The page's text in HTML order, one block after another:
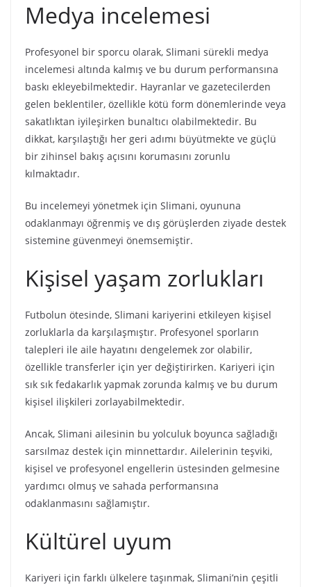
Medya incelemesi
Profesyonel bir sporcu olarak, Slimani sürekli medya
incelemesi altında kalmış ve bu durum performansına
baskı ekleyebilmektedir. Hayranlar ve gazetecilerden
gelen beklentiler, özellikle kötü form dönemlerinde veya
sakatlıktan iyileşirken bunaltıcı olabilmektedir. Bu
dikkat, karşılaştığı her geri adımı büyütmekte ve güçlü
bir zihinsel bakış açısını korumasını zorunlu
kılmaktadır.
Bu incelemeyi yönetmek için Slimani, oyununa
odaklanmayı öğrenmiş ve dış görüşlerden ziyade destek
sistemine güvenmeyi önemsemiştir.
Kişisel yaşam zorlukları
Futbolun ötesinde, Slimani kariyerini etkileyen kişisel
zorluklarla da karşılaşmıştır. Profesyonel sporların
talepleri ile aile hayatını dengelemek zor olabilir,
özellikle transferler için yer değiştirirken. Kariyeri için
sık sık fedakarlık yapmak zorunda kalmış ve bu durum
kişisel ilişkileri zorlayabilmektedir.
Ancak, Slimani ailesinin bu yolculuk boyunca sağladığı
sarsılmaz destek için minnettardır. Ailelerinin teşviki,
kişisel ve profesyonel engellerin üstesinden gelmesine
yardımcı olmuş ve sahada performansına
odaklanmasını sağlamıştır.
Kültürel uyum
Kariyeri için farklı ülkelere taşınmak, Slimani’nin çeşitli